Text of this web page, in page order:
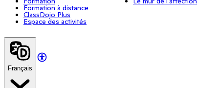
Formation à distance
ClassDojo Plus
Espace des activités
Français